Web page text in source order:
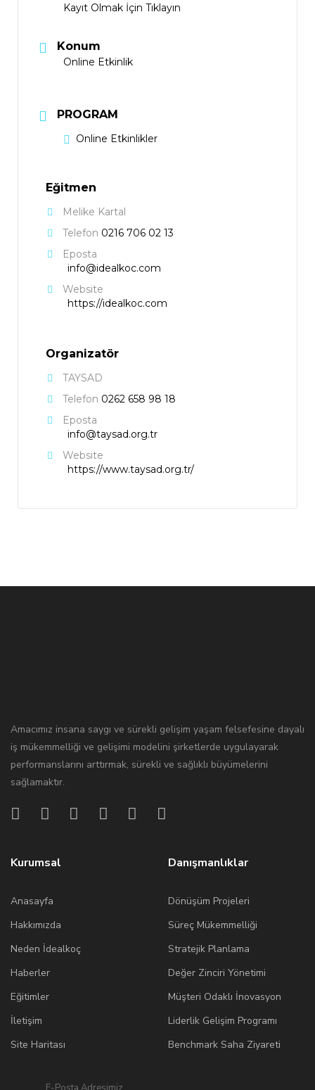
Kayıt Olmak İçin Tıklayın
Konum
Online Etkinlik
PROGRAM
Online Etkinlikler
Eğitmen
Melike Kartal
Telefon 0216 706 02 13
Eposta
info@idealkoc.com
Website
https://idealkoc.com
Organizatör
TAYSAD
Telefon 0262 658 98 18
Eposta
info@taysad.org.tr
Website
https://www.taysad.org.tr/
Amacımız insana saygı ve sürekli gelişim yaşam felsefesine dayalı
iş mükemmelliği ve gelişimi modelini şirketlerde uygulayarak
performanslarını arttırmak, sürekli ve sağlıklı büyümelerini
sağlamaktır.
Kurumsal
Anasayfa
Hakkımızda
Neden İdealkoç
Haberler
Eğitimler
İletişim
Site Haritası
Danışmanlıklar
Dönüşüm Projeleri
Süreç Mükemmelliği
Stratejik Planlama
Değer Zinciri Yönetimi
Müşteri Odaklı İnovasyon
Liderlik Gelişim Programı
Benchmark Saha Ziyareti